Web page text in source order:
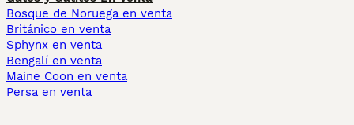
Bosque de Noruega en venta
Británico en venta
Sphynx en venta
Bengalí en venta
Maine Coon en venta
Persa en venta